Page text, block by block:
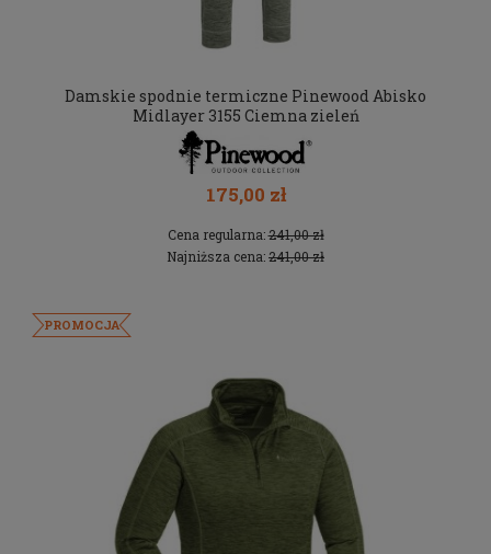
Damskie spodnie termiczne Pinewood Abisko
Midlayer 3155 Ciemna zieleń
175,00 zł
Cena regularna:241,00 zł
Najniższa cena:241,00 zł
PROMOCJA